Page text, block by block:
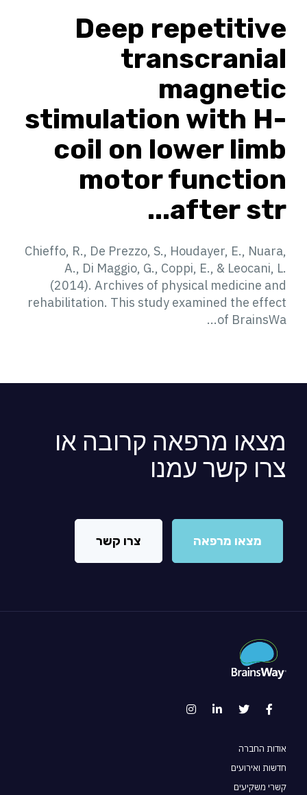
Deep repetitive
transcranial
magnetic
stimulation with H-
coil on lower limb
motor function
after str...
Chieffo, R., De Prezzo, S., Houdayer, E., Nuara,
A., Di Maggio, G., Coppi, E., & Leocani, L.
(2014). Archives of physical medicine and
rehabilitation. This study examined the effect
of BrainsWa...
מצאו מרפאה קרובה או
צרו קשר עמנו
מצאו מרפאה צרו קשר
אודות החברה
חדשות ואירועים
קשרי משקיעים